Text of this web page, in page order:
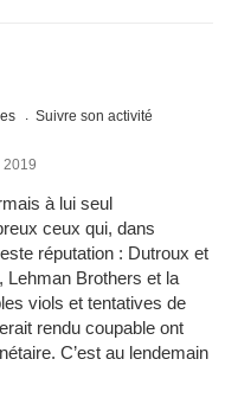
Suivre son activité
2019
à lui seul
ceux qui, dans
réputation : Dutroux et
Lehman Brothers et la
viols et tentatives de
rendu coupable ont
C’est au lendemain